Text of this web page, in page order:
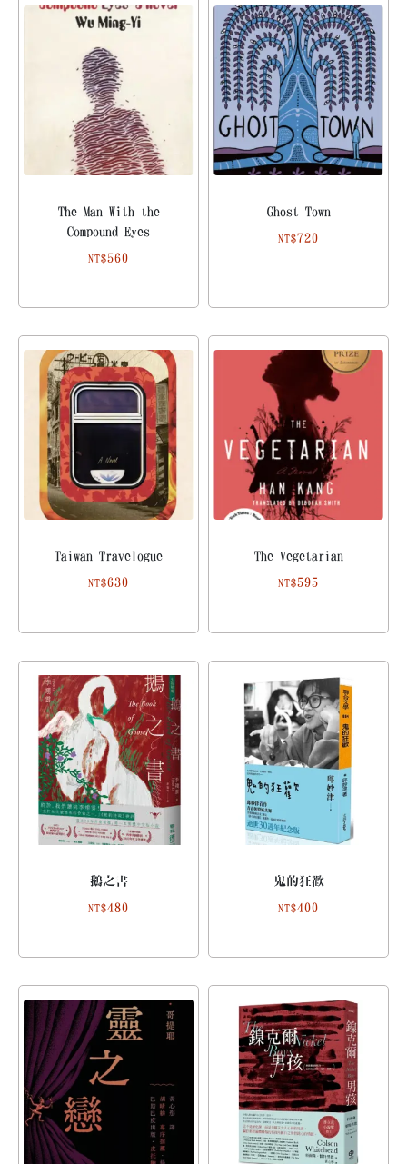
The Man With the
Compound Eyes
NT$560
Ghost Town
NT$720
Taiwan Travelogue
NT$630
The Vegetarian
NT$595
鵝之書
NT$480
鬼的狂歡
NT$400